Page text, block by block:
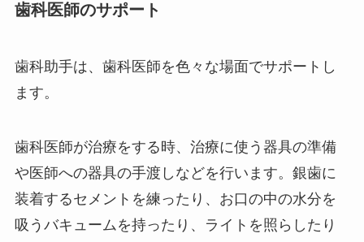
歯科医師のサポート
歯科助手は、歯科医師を色々な場面でサポートし
ます。
歯科医師が治療をする時、治療に使う器具の準備
や医師への器具の手渡しなどを行います。銀歯に
装着するセメントを練ったり、お口の中の水分を
吸うバキュームを持ったり、ライトを照らしたり